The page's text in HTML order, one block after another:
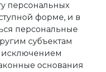
персональных
форме, и в
персональные
субъектам
исключением
основания